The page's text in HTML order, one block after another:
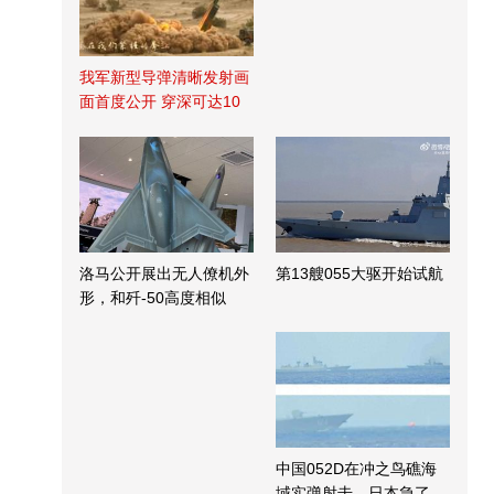
我军新型导弹清晰发射画
面首度公开 穿深可达10
洛马公开展出无人僚机外
形，和歼-50高度相似
第13艘055大驱开始试航
中国052D在冲之鸟礁海